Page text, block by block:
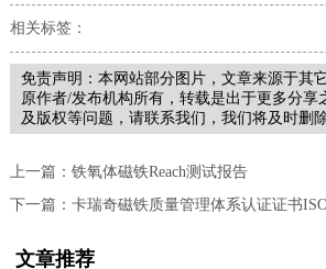
相关标签：
免责声明：本网站部分图片，文章来源于其
原作者/发布机构所有，转载是出于更多分享
及版权等问题，请联系我们，我们将及时删除
上一篇： 铁氧体磁铁Reach测试报告
下一篇： 卡瑞奇磁铁质量管理体系认证证书
文章推荐